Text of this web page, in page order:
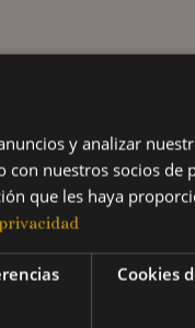
y analizar
nuestros socios de
que les haya
Cookies